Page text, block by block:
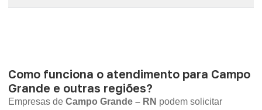
Como funciona o atendimento para Campo
Grande e outras regiões?
Empresas de Campo Grande – RN podem solicitar